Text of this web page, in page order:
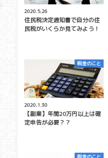
2020.5.26
住民税決定通知書で自分の住
民税がいくらか見てみよう！
税金のこと
2020.1.30
【副業】年間20万円以上は確
定申告が必要？？